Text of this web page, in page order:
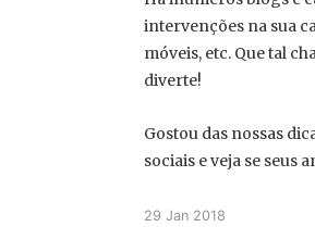
intervenções na sua
móveis, etc. Que tal
diverte!
Gostou das nossas
sociais e veja se seus
29 Jan 2018